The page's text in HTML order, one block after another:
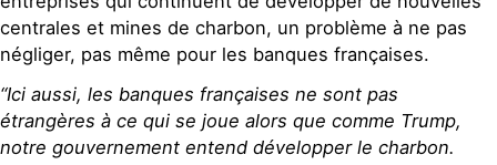
centrales et mines de charbon, un problème à ne pas
négliger, pas même pour les banques françaises.
“Ici aussi, les banques françaises ne sont pas
étrangères à ce qui se joue alors que comme Trump,
notre gouvernement entend développer le charbon.